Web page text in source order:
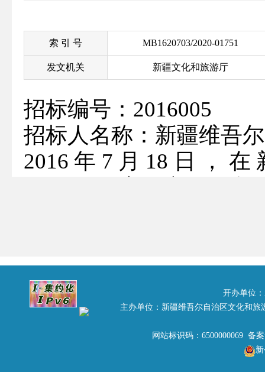
索 引 号 MB1620703/2020-01751
发文机关 新疆文化和旅游厅
招标编号：2016005
招标人名称：新疆维吾
2016年7月18日，
中标单位: 北京北服时尚
中标金额：118万元
评标人：刘芳、高辉、
竞标结果公示期自2016
以上公示结果有异议的
开办单位
主办单位：新疆维吾尔自治区文化和
网站标识码：6500000069 备